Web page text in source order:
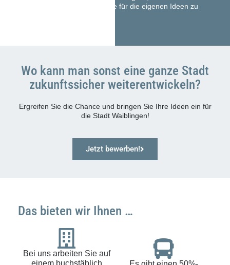
durchsetzungsstark andere für die eigenen Ideen zu
Wo kann man sonst eine ganze Stadt
zukunftssicher weiterentwickeln?
Ergreifen Sie die Chance und bringen Sie Ihre Ideen ein für
die Stadt Waiblingen!
Jetzt bewerben!
Das bieten wir Ihnen …
Bei uns arbeiten Sie auf
einem buchstäblich